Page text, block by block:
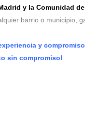
y la Comunidad
barrio o municipio,
y
sin compromiso!